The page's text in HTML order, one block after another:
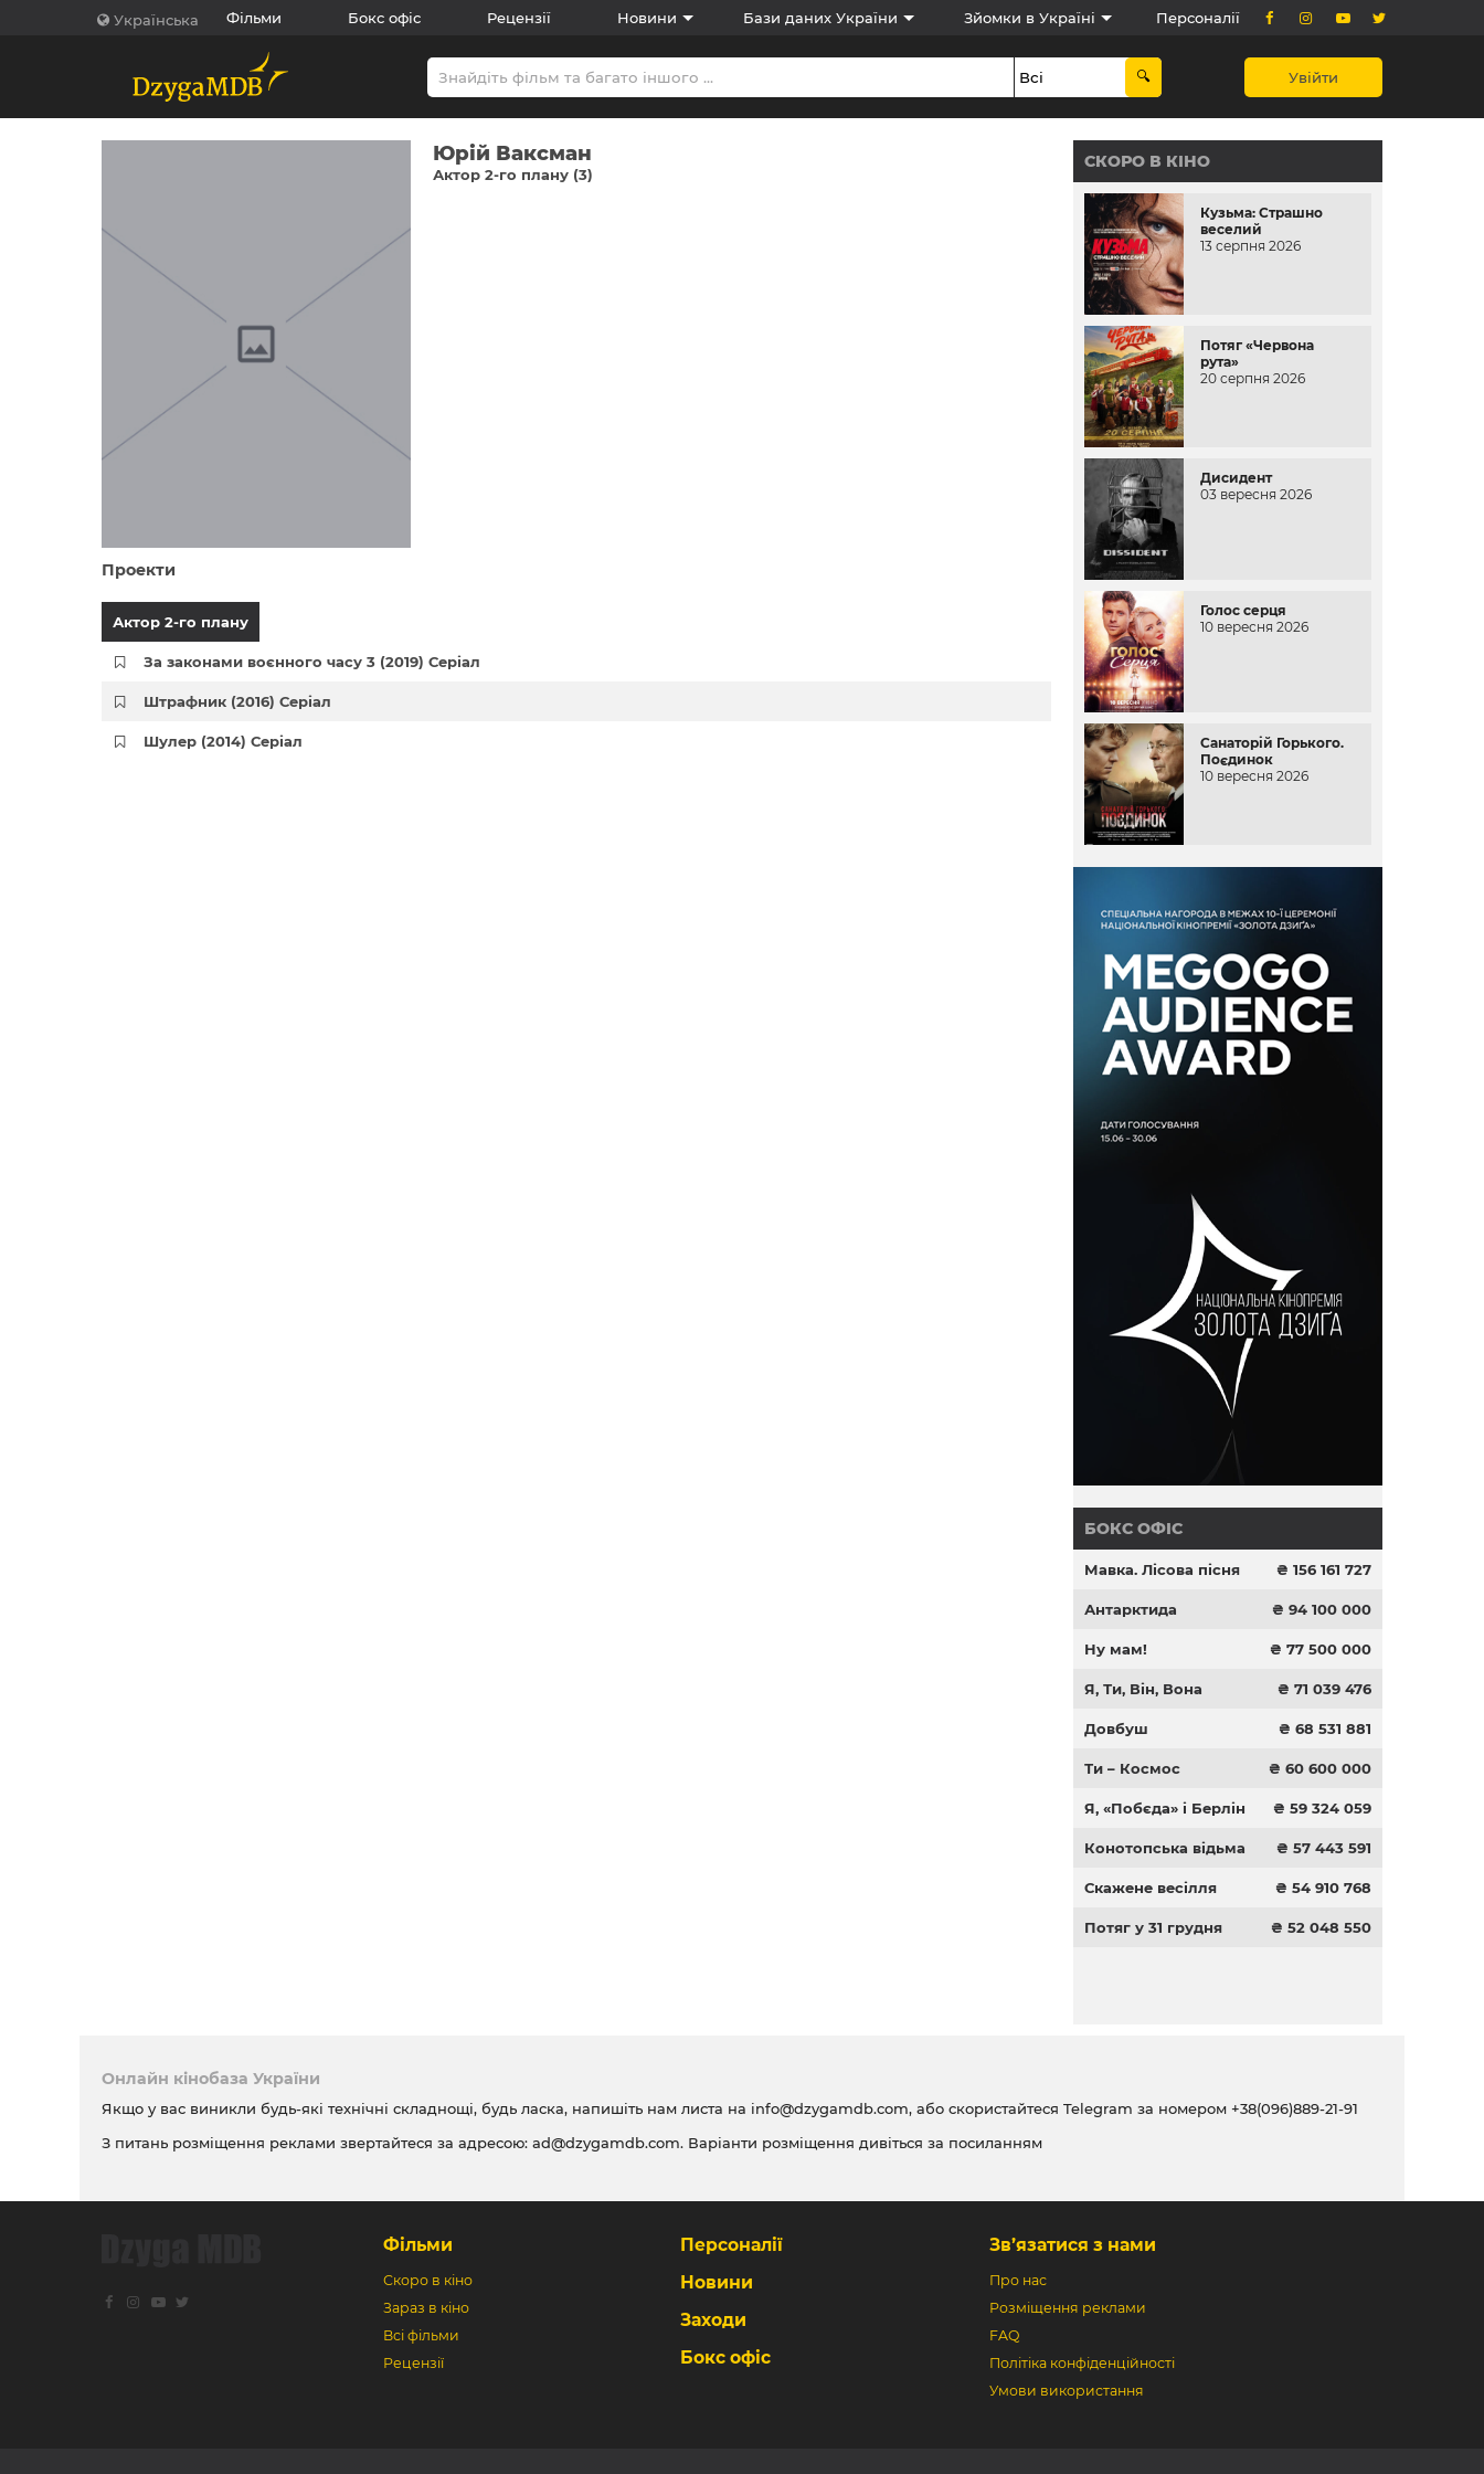
Українська Фільми Бокс офіс Рецензії Новини Бази даних України Зйомки в Україні Персоналії
Увійти
Юрій Ваксман
Актор 2-го плану (3)
Проекти
Актор 2-го плану
За законами воєнного часу 3 (2019) Серіал
Штрафник (2016) Серіал
Шулер (2014) Серіал
СКОРО В КІНО
Кузьма: Страшно
веселий
13 серпня 2026
Потяг «Червона
рута»
20 серпня 2026
Дисидент
03 вересня 2026
Голос серця
10 вересня 2026
Санаторій Горького.
Поєдинок
10 вересня 2026
БОКС ОФІС
Мавка. Лісова пісня ₴ 156 161 727
Антарктида ₴ 94 100 000
Ну мам! ₴ 77 500 000
Я, Ти, Він, Вона ₴ 71 039 476
Довбуш ₴ 68 531 881
Ти – Космос ₴ 60 600 000
Я, «Побєда» і Берлін ₴ 59 324 059
Конотопська відьма ₴ 57 443 591
Скажене весілля ₴ 54 910 768
Потяг у 31 грудня ₴ 52 048 550
Онлайн кінобаза України
Якщо у вас виникли будь-які технічні складнощі, будь ласка, напишіть нам листа на info@dzygamdb.com, або скористайтеся Telegram за номером +38(096)889-21-91
З питань розміщення реклами звертайтеся за адресою: ad@dzygamdb.com. Варіанти розміщення дивіться за посиланням
Фільми
Скоро в кіно
Зараз в кіно
Всі фільми
Рецензії
Персоналії
Новини
Заходи
Бокс офіс
Зв’язатися з нами
Про нас
Розміщення реклами
FAQ
Політіка конфіденційності
Умови використання